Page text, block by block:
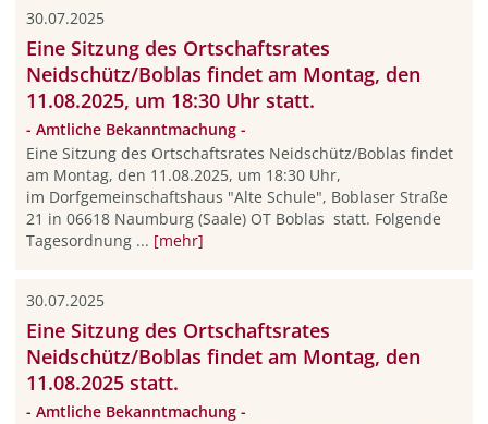
30.07.2025
Eine Sitzung des Ortschaftsrates
Neidschütz/Boblas findet am Montag, den
11.08.2025, um 18:30 Uhr statt.
- Amtliche Bekanntmachung -
Eine Sitzung des Ortschaftsrates Neidschütz/Boblas findet
am Montag, den 11.08.2025, um 18:30 Uhr,
im Dorfgemeinschaftshaus "Alte Schule", Boblaser Straße
21 in 06618 Naumburg (Saale) OT Boblas statt. Folgende
Tagesordnung ... [mehr]
30.07.2025
Eine Sitzung des Ortschaftsrates
Neidschütz/Boblas findet am Montag, den
11.08.2025 statt.
- Amtliche Bekanntmachung -